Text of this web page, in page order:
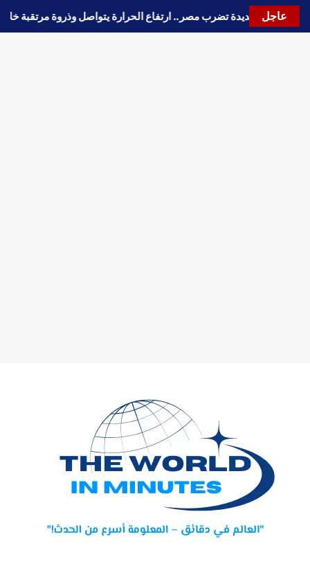
عاجل
موجة حارة جديدة تضرب مصر.. ارتفاع الحرارة يتواصل وذروة مرتقبة